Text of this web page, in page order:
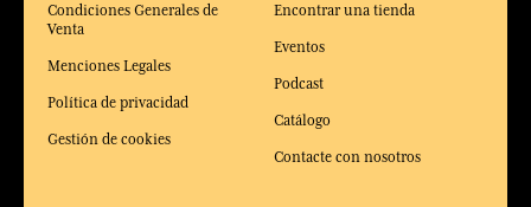
Condiciones Generales de
Venta
Menciones Legales
Política de privacidad
Gestión de cookies
Encontrar una tienda
Eventos
Podcast
Catálogo
Contacte con nosotros